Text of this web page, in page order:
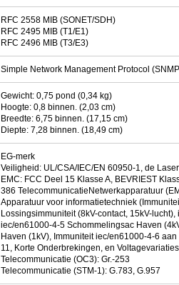
RFC 2558 MIB (SONET/SDH)
RFC 2495 MIB (T1/E1)
RFC 2496 MIB (T3/E3)
Simple Network Management Protocol
Gewicht: 0,75 pond (0,34 kg)
Hoogte: 0,8 binnen. (2,03 cm)
Breedte: 6,75 binnen. (17,15 cm)
Diepte: 7,28 binnen. (18,49 cm)
EG-merk
Veiligheid: UL/CSA/IEC/EN 60950-1, de
EMC: FCC Deel 15 Klasse A, BEVRIEST
386 TelecommunicatieNetwerkapparatuur
Apparatuur voor informatietechniek
Lossingsimmuniteit (8kV-contact, 15kV-
iec/en61000-4-5 Schommelingsac Haven
Haven (1kV), Immuniteit iec/en61000-4-6
11, Korte Onderbrekingen, en
Telecommunicatie (OC3): Gr.-253
Telecommunicatie (STM-1): G.783, G.957